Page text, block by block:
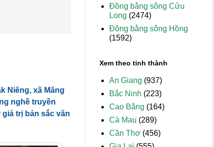
Niêng, xã Măng
nghề truyền
trị bản sắc văn
Đồng bằng sông Cửu
Long (2474)
Đồng bằng sông Hồng
(1592)
Xem theo tỉnh thành
An Giang (937)
Bắc Ninh (223)
Cao Bằng (164)
Cà Mau (289)
Cần Thơ (456)